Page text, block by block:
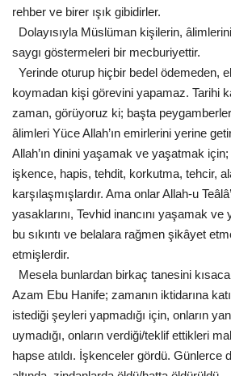
İletişim
Kültür Sanat
rehber ve birer ışık gibidirler.
Dolayısıyla Müslüman kişilerin,
saygı göstermeleri bir mecburiyettir.
Yerinde oturup hiçbir bedel ödemeden,
koymadan kişi görevini yapamaz. Tarihi
zaman, görüyoruz ki; başta
âlimleri Yüce Allah’ın emirlerini yerine
Allah’ın dinini yaşamak ve yaşatmak için;
işkence, hapis, tehdit, korkutma, tehcir,
karşılaşmışlardır. Ama onlar Allah-u
yasaklarını, Tevhid inancını yaşamak
bu sıkıntı ve belalara rağmen şikâyet
etmişlerdir.
Mesela bunlardan birkaç tanesini
Azam Ebu Hanife; zamanın iktidarına
istediği şeyleri yapmadığı için, onların
uymadığı, onların verdiği/teklif ettikleri
hapse atıldı. İşkenceler gördü. Günlerce